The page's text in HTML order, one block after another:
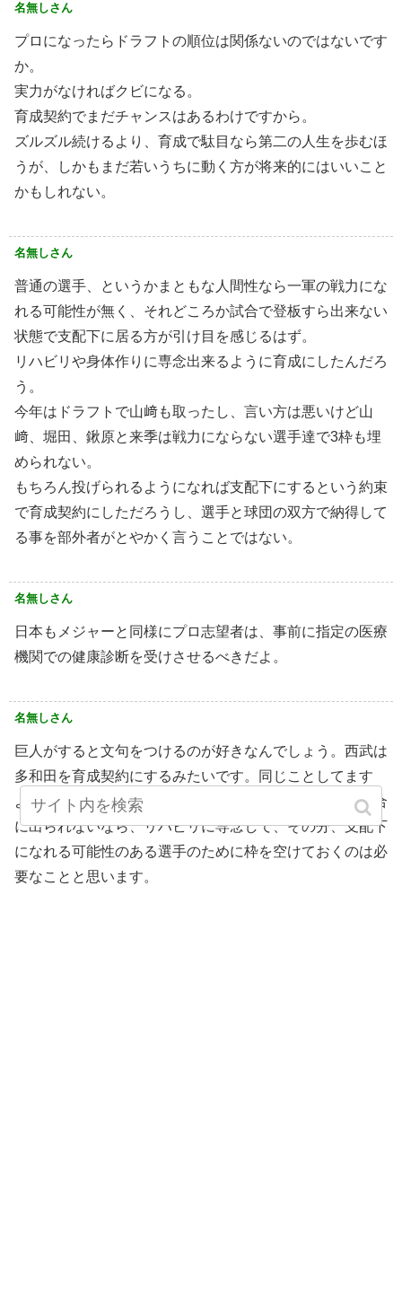
名無しさん
プロになったらドラフトの順位は関係ないのではないです
か。
実力がなければクビになる。
育成契約でまだチャンスはあるわけですから。
ズルズル続けるより、育成で駄目なら第二の人生を歩むほ
うが、しかもまだ若いうちに動く方が将来的にはいいこと
かもしれない。
名無しさん
普通の選手、というかまともな人間性なら一軍の戦力にな
れる可能性が無く、それどころか試合で登板すら出来ない
状態で支配下に居る方が引け目を感じるはず。
リハビリや身体作りに専念出来るように育成にしたんだろ
う。
今年はドラフトで山﨑も取ったし、言い方は悪いけど山
﨑、堀田、鍬原と来季は戦力にならない選手達で3枠も埋
められない。
もちろん投げられるようになれば支配下にするという約束
で育成契約にしただろうし、選手と球団の双方で納得して
る事を部外者がとやかく言うことではない。
名無しさん
日本もメジャーと同様にプロ志望者は、事前に指定の医療
機関での健康診断を受けさせるべきだよ。
名無しさん
巨人がすると文句をつけるのが好きなんでしょう。西武は
多和田を育成契約にするみたいです。同じことしてます
よ。でも否定するような記事出てませんが。怪我して試合
に出られないなら、リハビリに専念して、その分、支配下
になれる可能性のある選手のために枠を空けておくのは必
要なことと思います。